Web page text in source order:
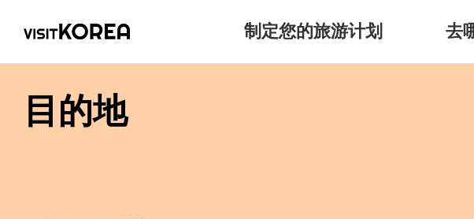
制定您的旅游计划 去
目的地